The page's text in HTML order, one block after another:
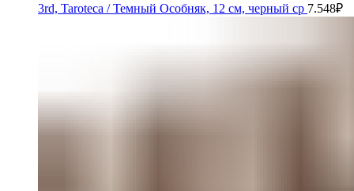
3rd, Taroteca / Темный Особняк, 12 см, черный ср 7.548₽